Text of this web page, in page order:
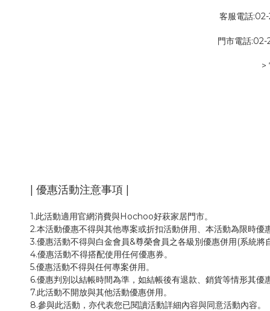
客服電話
門市電話
>
| 優惠活動注意事項 |
1.此活動適用官網消費與Hochoo好萩家居門市。
2.本活動優惠不得與其他專案或折扣活動併用、本活動為限時優
3.優惠活動不得與白金會員&尊榮會員之各級別優惠併用(系統將
4.優惠活動不得搭配使用任何優惠券。
5.優惠活動不得與任何專案併用。
6.優惠判別以結帳時間為準，如結帳後有退款、銷貨等情形其優
7.此活動不開放與其他活動優惠併用。
8.參與此活動，亦代表您已閱讀活動詳細內容與同意活動內容。